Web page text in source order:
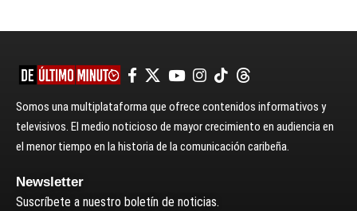
Somos una multiplataforma que ofrece contenidos informativos y
televisivos. El medio noticioso de mayor crecimiento en audiencia en
el menor tiempo en la historia de la comunicación caribeña.
Newsletter
Suscríbete a nuestro boletín de noticias.